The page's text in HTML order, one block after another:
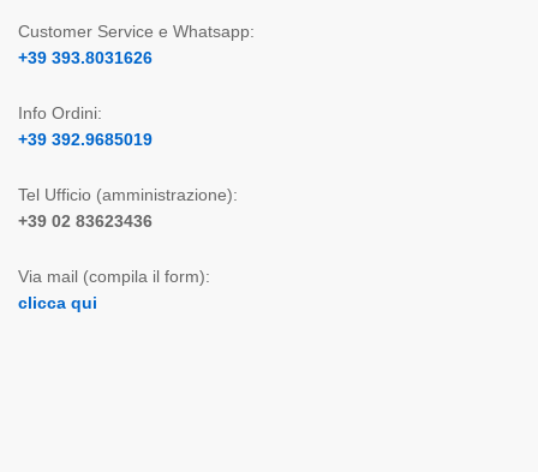
Customer Service e Whatsapp:
+39 393.8031626
Info Ordini:
+39 392.9685019
Tel Ufficio (amministrazione):
+39 02 83623436
Via mail (compila il form):
clicca qui